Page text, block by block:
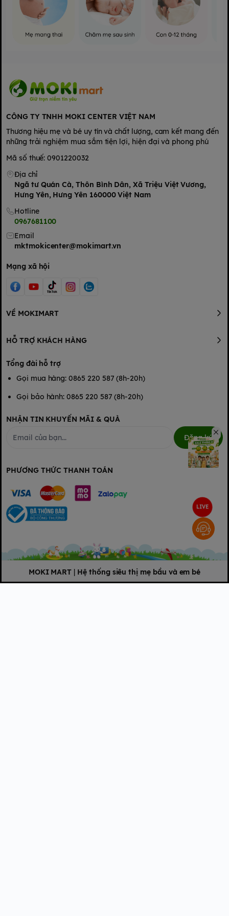
CÔNG TY TNHH MOKI CENTER VIỆT NAM
Thương hiệu mẹ và bé uy tín và chất lượng, cam kết mang đến
những trải nghiệm mua sắm tiện lợi, hiện đại và phong phú
Mã số thuế: 0901220032
Địa chỉ
Ngã tư Quán Cà, Thôn Bình Dân, Xã Triệu Việt Vương,
Hưng Yên, Hưng Yên 160000 Việt Nam
Hotline
0967681100
Email
mktmokicenter@mokimart.vn
Mạng xã hội
VỀ MOKIMART
HỖ TRỢ KHÁCH HÀNG
Tổng đài hỗ trợ
Gọi mua hàng: 0865 220 587 (8h-20h)
Gọi bảo hành: 0865 220 587 (8h-20h)
NHẬN TIN KHUYẾN MÃI & QUÀ
Đăng ký
PHƯƠNG THỨC THANH TOÁN
MOKI MART | Hệ thống siêu thị mẹ bầu và em bé
LIVE